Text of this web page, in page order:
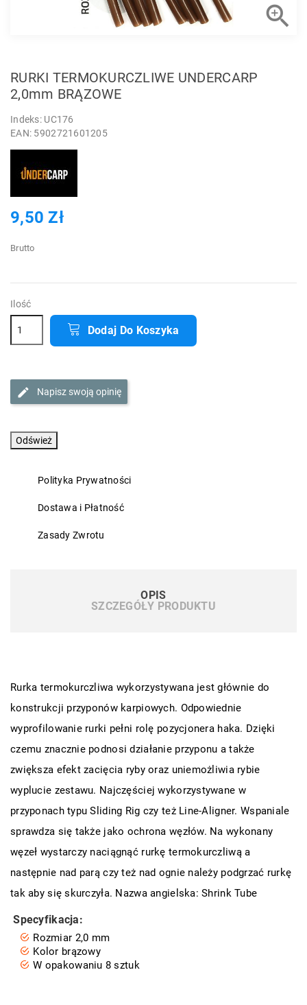

RURKI TERMOKURCZLIWE UNDERCARP
2,0mm BRĄZOWE
Indeks: UC176
EAN: 5902721601205
9,50 Zł
Brutto
Ilość
Dodaj Do Koszyka
Napisz swoją opinię
Polityka Prywatności
Dostawa i Płatność
Zasady Zwrotu
OPIS
SZCZEGÓŁY PRODUKTU
Rurka termokurczliwa wykorzystywana jest głównie do
konstrukcji przyponów karpiowych. Odpowiednie
wyprofilowanie rurki pełni rolę pozycjonera haka. Dzięki
czemu znacznie podnosi działanie przyponu a także
zwiększa efekt zacięcia ryby oraz uniemożliwia rybie
wyplucie zestawu. Najczęściej wykorzystywane w
przyponach typu Sliding Rig czy też Line-Aligner. Wspaniale
sprawdza się także jako ochrona węzłów. Na wykonany
węzeł wystarczy naciągnąć rurkę termokurczliwą a
następnie nad parą czy też nad ognie należy podgrzać rurkę
tak aby się skurczyła. Nazwa angielska: Shrink Tube
Specyfikacja:
Rozmiar 2,0 mm
Kolor brązowy
W opakowaniu 8 sztuk